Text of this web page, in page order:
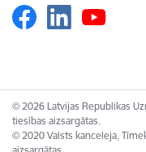
© 2026 Latvijas Republikas
tiesības aizsargātas.
© 2020 Valsts kanceleja,